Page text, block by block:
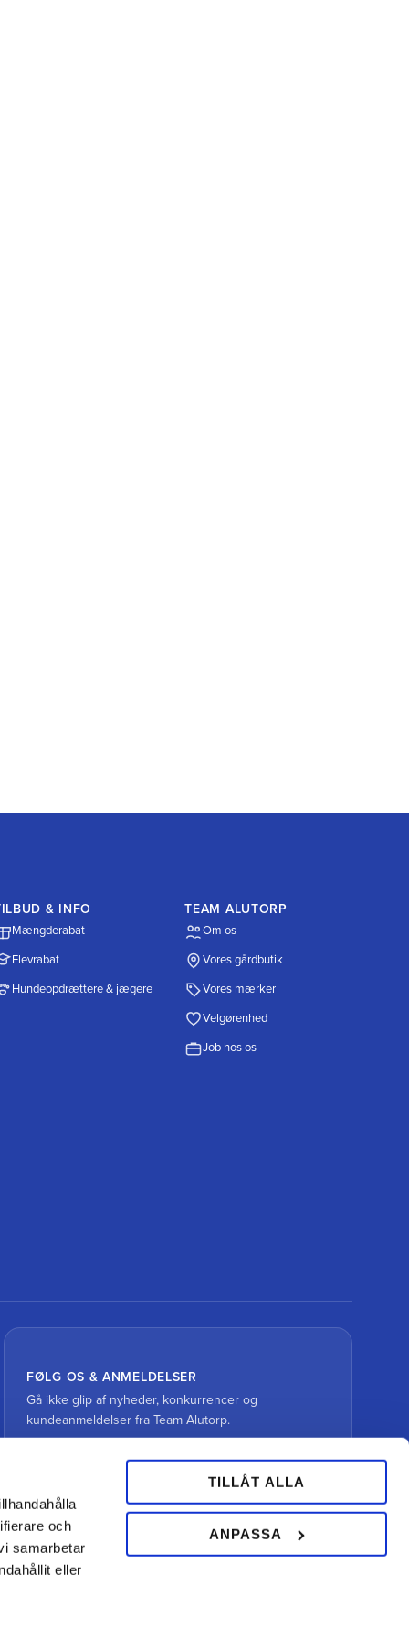
och
samarbetar
eller
TILLÅT ALLA
ANPASSA
& INFO
Mængderabat
Elevrabat
Hundeopdrættere & jægere
TEAM ALUTORP
Om os
Vores gårdbutik
Vores mærker
Velgørenhed
Job hos os
FØLG OS & ANMELDELSER
Gå ikke glip af nyheder, konkurrencer og
kundeanmeldelser fra Team Alutorp.